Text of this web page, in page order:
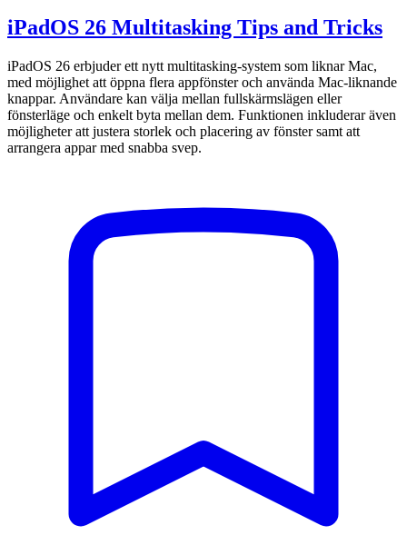
iPadOS 26 Multitasking Tips and Tricks
iPadOS 26 erbjuder ett nytt multitasking-system som liknar Mac,
med möjlighet att öppna flera appfönster och använda Mac-liknande
knappar. Användare kan välja mellan fullskärmslägen eller
fönsterläge och enkelt byta mellan dem. Funktionen inkluderar även
möjligheter att justera storlek och placering av fönster samt att
arrangera appar med snabba svep.